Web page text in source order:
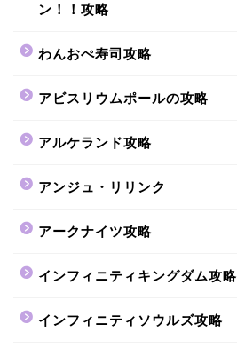
ン！！攻略
わんおぺ寿司攻略
アビスリウムポールの攻略
アルケランド攻略
アンジュ・リリンク
アークナイツ攻略
インフィニティキングダム攻略
インフィニティソウルズ攻略